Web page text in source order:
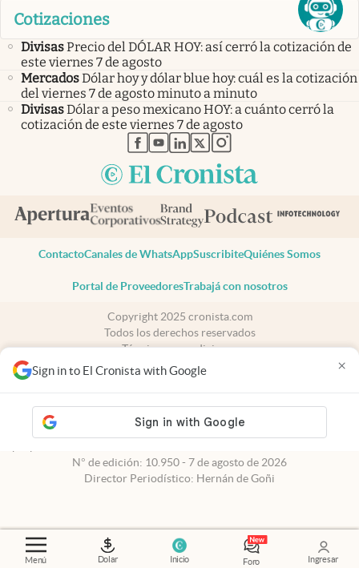
Menú Dolar Inicio Foro Ingresar
Sign in to El Cronista with Google ×
Cotizaciones
DivisasPrecio del DÓLAR HOY: así cerró la cotización de
este viernes 7 de agosto
MercadosDólar hoy y dólar blue hoy: cuál es la cotización
del viernes 7 de agosto minuto a minuto
DivisasDólar a peso mexicano HOY: a cuánto cerró la
cotización de este viernes 7 de agosto
abre en nueva pestaña
abre en nueva pestaña
abre en nueva pestaña
abre en nueva pestaña
abre en nueva pestaña
ContactoCanales de WhatsAppSuscribiteQuiénes Somos
Portal de ProveedoresTrabajá con nosotros
Copyright 2025 cronista.com
Todos los derechos reservados
Términos y condiciones
Privacidad
Consentimiento
cronista.com
es propiedad de El Cronista Comercial S.A Registro de
N° de edición: 10.950 - 7 de agosto de 2026
Director Periodístico: Hernán de Goñi